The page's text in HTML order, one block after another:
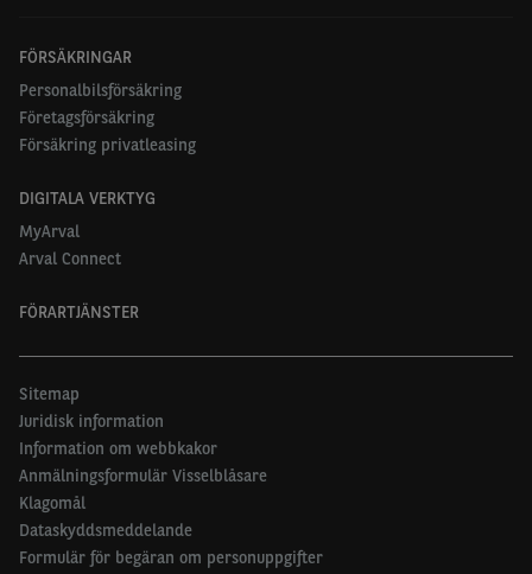
FÖRSÄKRINGAR
Personalbilsförsäkring
Företagsförsäkring
Försäkring privatleasing
DIGITALA VERKTYG
MyArval
Arval Connect
FÖRARTJÄNSTER
Sitemap
Juridisk information
Information om webbkakor
Anmälningsformulär Visselblåsare
Klagomål
Dataskyddsmeddelande
Formulär för begäran om personuppgifter